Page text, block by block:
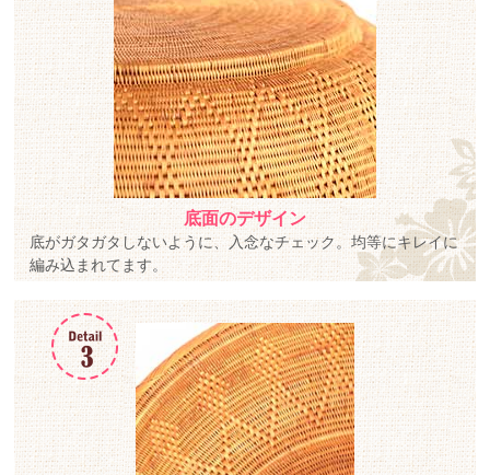
底面のデザイン
底がガタガタしないように、入念なチェック。均等にキレイに
編み込まれてます。